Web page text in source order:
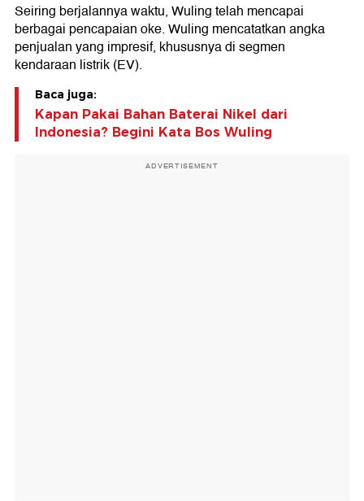
Seiring berjalannya waktu, Wuling telah mencapai
berbagai pencapaian oke. Wuling mencatatkan angka
penjualan yang impresif, khususnya di segmen
kendaraan listrik (EV).
Baca juga:
Kapan Pakai Bahan Baterai Nikel dari
Indonesia? Begini Kata Bos Wuling
ADVERTISEMENT